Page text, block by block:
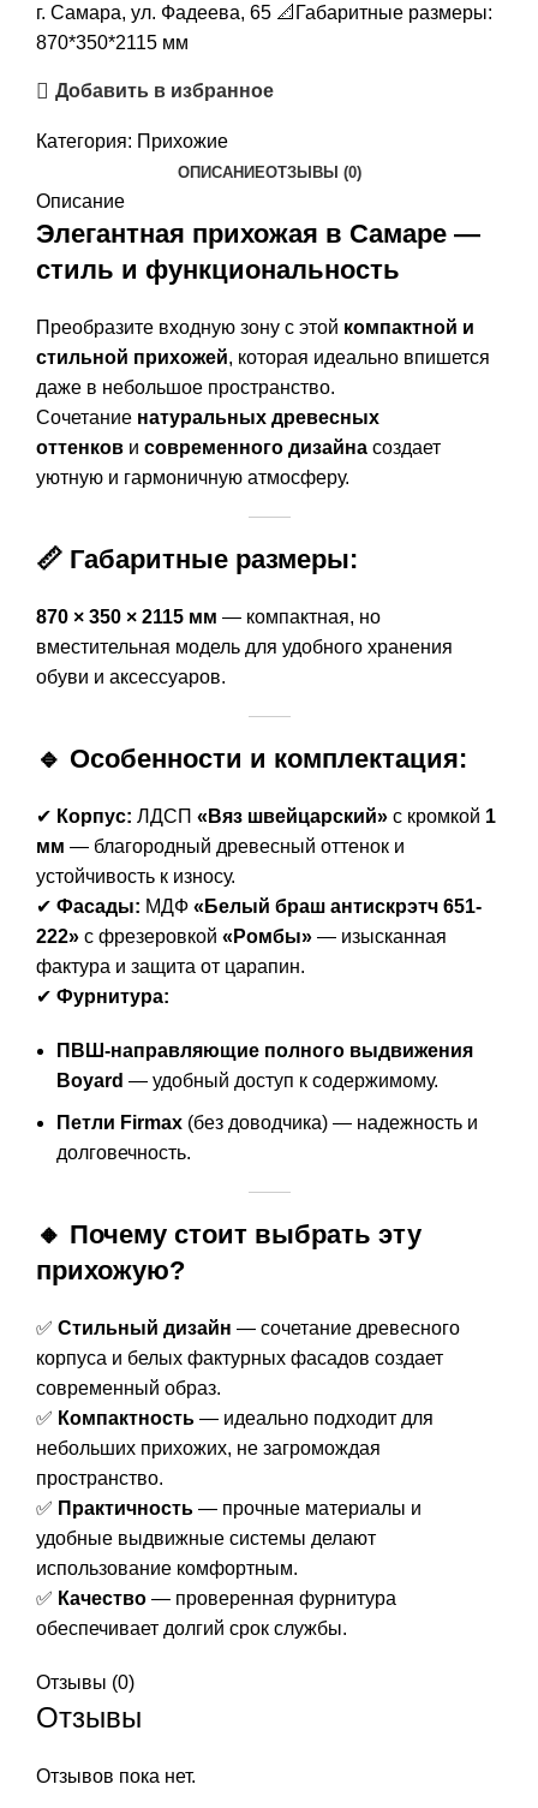
г. Самара, ул. Фадеева, 65 📐Габаритные размеры:
870*350*2115 мм
Добавить в избранное
Категория: Прихожие
ОПИСАНИЕОТЗЫВЫ (0)
Описание
Элегантная прихожая в Самаре —
стиль и функциональность
Преобразите входную зону с этой компактной и
стильной прихожей, которая идеально впишется
даже в небольшое пространство.
Сочетание натуральных древесных
оттенков и современного дизайна создает
уютную и гармоничную атмосферу.
📏 Габаритные размеры:
870 × 350 × 2115 мм — компактная, но
вместительная модель для удобного хранения
обуви и аксессуаров.
🔹 Особенности и комплектация:
✔ Корпус: ЛДСП «Вяз швейцарский» с кромкой 1
мм — благородный древесный оттенок и
устойчивость к износу.
✔ Фасады: МДФ «Белый браш антискрэтч 651-
222» с фрезеровкой «Ромбы» — изысканная
фактура и защита от царапин.
✔ Фурнитура:
ПВШ-направляющие полного выдвижения
Boyard — удобный доступ к содержимому.
Петли Firmax (без доводчика) — надежность и
долговечность.
🔸 Почему стоит выбрать эту
прихожую?
✅ Стильный дизайн — сочетание древесного
корпуса и белых фактурных фасадов создает
современный образ.
✅ Компактность — идеально подходит для
небольших прихожих, не загромождая
пространство.
✅ Практичность — прочные материалы и
удобные выдвижные системы делают
использование комфортным.
✅ Качество — проверенная фурнитура
обеспечивает долгий срок службы.
Отзывы (0)
Отзывы
Отзывов пока нет.